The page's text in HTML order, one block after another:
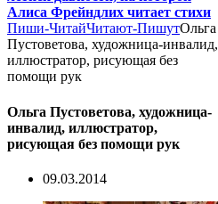
Алиса Фрейндлих читает стихи
Пиши-ЧитайЧитают-ПишутОльга
Пустоветова, художница-инвалид,
иллюстратор, рисующая без
помощи рук
Ольга Пустоветова, художница-
инвалид, иллюстратор,
рисующая без помощи рук
09.03.2014